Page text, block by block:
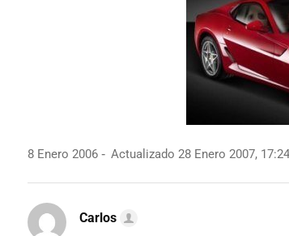
8 Enero 2006 Actualizado 28 Enero 2007, 17:24
Carlos